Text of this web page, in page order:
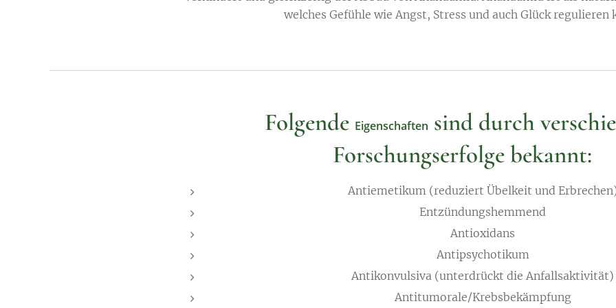
welches Gefühle wie Angst, Stress und auch Glück regulieren
Folgende Eigenschaften sind durch
Forschungserfolge bekannt:
Antiemetikum (reduziert Übelkeit und
Entzündungshemmend
Antioxidans
Antipsychotikum
Antikonvulsiva (unterdrückt die Anfallsaktivität)
Antitumorale/Krebsbekämpfung